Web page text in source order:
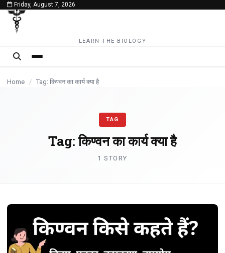
content
Friday, August 7, 2026
LEARN THE BIOLOGY
Home / Tag: किण्वन का कार्य क्या है
TAG
Tag:किण्वन का कार्य क्या है
1 STORY